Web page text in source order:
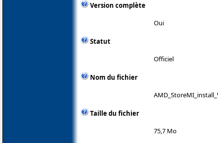
Version complète
Oui
Statut
Officiel
Nom du fichier
Taille du fichier
75,7 Mo